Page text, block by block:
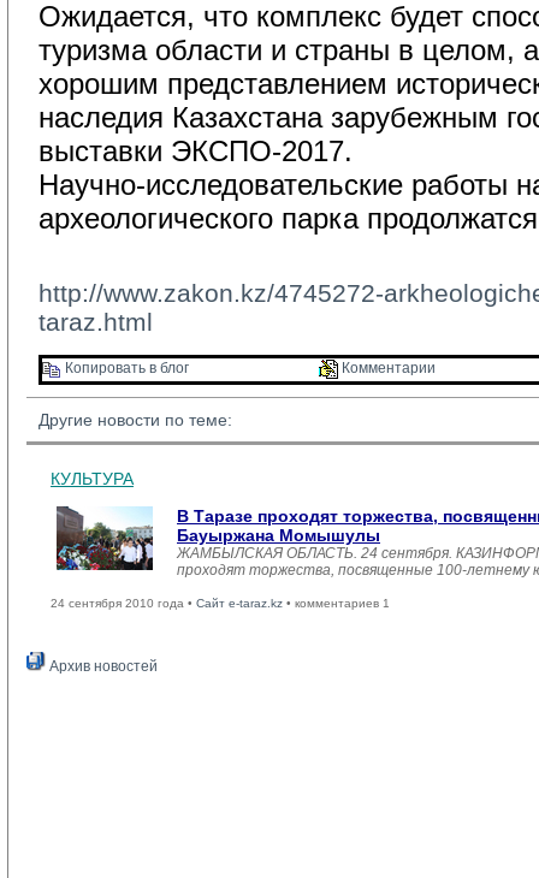
Ожидается, что комплекс будет
туризма области и страны в целом,
хорошим представлением
наследия Казахстана зарубежным
выставки ЭКСПО-2017.
Научно-исследовательские работы
археологического парка
http://www.zakon.kz/4745272-
taraz.html
Копировать в блог Комментарии
Другие новости по теме:
КУЛЬТУРА
В Таразе проходят торжества,
Бауыржана Момышулы
ЖАМБЫЛСКАЯ ОБЛАСТЬ. 24 сентября. КАЗИНФОРМ
проходят торжества, посвященные 100-
24 сентября 2010 года • Сайт e-taraz.kz • комментариев 1
Архив новостей